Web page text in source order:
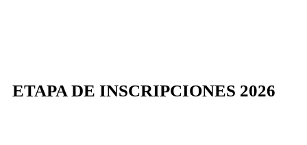
ETAPA DE INSCRIPCIONES 2026